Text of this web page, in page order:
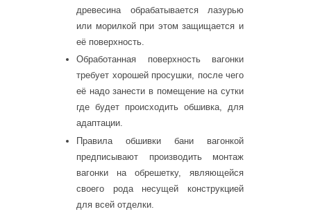
древесина обрабатывается лазурью
или морилкой при этом защищается и
её поверхность.
Обработанная поверхность вагонки
требует хорошей просушки, после чего
её надо занести в помещение на сутки
где будет происходить обшивка, для
адаптации.
Правила обшивки бани вагонкой
предписывают производить монтаж
вагонки на обрешетку, являющейся
своего рода несущей конструкцией
для всей отделки.